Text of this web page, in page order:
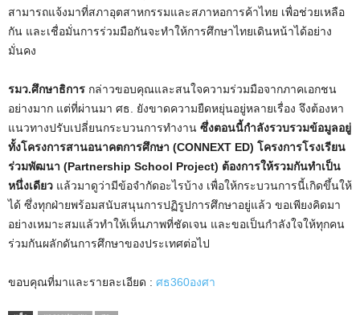
สามารถแจ้งมาที่สภาอุตสาหกรรมและสภาหอการค้าไทย เพื่อช่วยเหลือ
กัน และเชื่อมั่นการร่วมมือกันจะทำให้การศึกษาไทยเดินหน้าได้อย่าง
มั่นคง
รมว.ศึกษาธิการ กล่าวขอบคุณและสนใจความร่วมมือจากภาคเอกชน
อย่างมาก แต่ที่ผ่านมา ศธ. ยังขาดความยืดหยุ่นอยู่หลายเรื่อง จึงต้องหา
แนวทางปรับเปลี่ยนกระบวนการทำงาน ซึ่งตอนนี้กำลังรวบรวมข้อมูลอยู่
ทั้งโครงการสานอนาคตการศึกษา (CONNEXT ED) โครงการโรงเรียน
ร่วมพัฒนา (Partnership School Project) ต้องการให้รวมกันทำเป็น
หนึ่งเดียว แล้วมาดูว่ามีข้อจำกัดอะไรบ้าง เพื่อให้กระบวนการนี้เกิดขึ้นให้
ได้ ซึ่งทุกฝ่ายพร้อมสนับสนุนการปฏิรูปการศึกษาอยู่แล้ว ขอเพียงคิดมา
อย่างเหมาะสมแล้วทำให้เห็นภาพที่ชัดเจน และขอเป็นกำลังใจให้ทุกคน
ร่วมกันผลักดันการศึกษาของประเทศต่อไป
ขอบคุณที่มาและรายละเอียด : ศธ360องศา